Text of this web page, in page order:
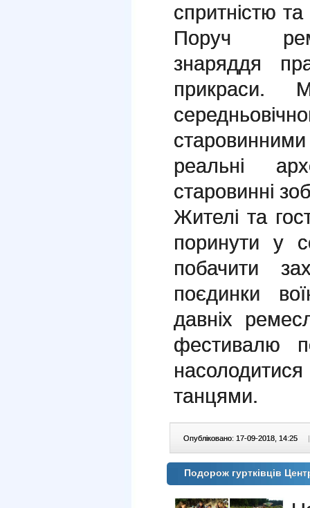
спритністю
Поруч
знаряддя
старовинними
реальні
старовинні
Жителі та
поринути у
побачити
поєдинки
давніх
фестивалю
танцями.
Опубліковано: 17-09-2018, 14:25 |
Подорож гуртківців